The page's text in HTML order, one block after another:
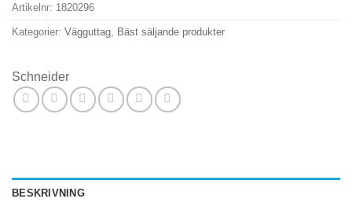
Artikelnr: 1820296
Kategorier: Vägguttag Bäst säljande produkter
Schneider
BESKRIVNING